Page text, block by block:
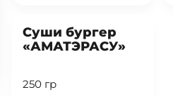
Суши бургер
«АМАТЭРАСУ»
250 гр